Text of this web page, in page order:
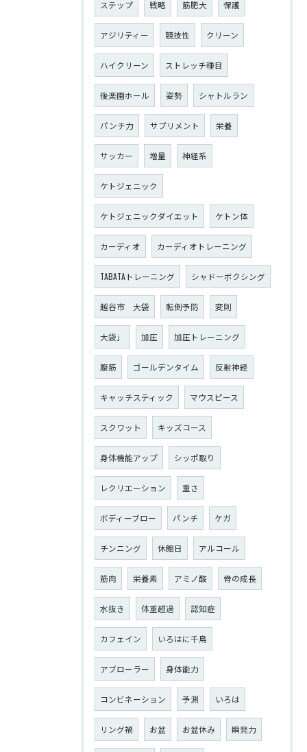
ステップ 戦略 筋肥大 保護
アジリティー 競技性 クリーン
ハイクリーン ストレッチ種目
後楽園ホール 姿勢 シャトルラン
パンチ力 サプリメント 栄養
サッカー 増量 神経系
ケトジェニック
ケトジェニックダイエット ケトン体
カーディオ カーディオトレーニング
TABATAトレーニング シャドーボクシング
越谷市 大袋 転倒予防 変則
大袋」 加圧 加圧トレーニング
腹筋 ゴールデンタイム 反射神経
キャッチスティック マウスピース
スクワット キッズコース
身体機能アップ シッポ取り
レクリエーション 重さ
ボディーブロー パンチ ケガ
チンニング 休館日 アルコール
筋肉 栄養素 アミノ酸 骨の成長
水抜き 体重超過 認知症
カフェイン いろはに千鳥
アブローラー 身体能力
コンビネーション 予測 いろは
リング禍 お盆 お盆休み 瞬発力